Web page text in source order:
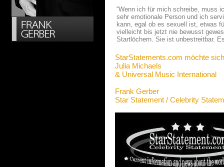
“Wenn ich für mich schreibe, muss
sehr emotionale Person und ich
kann, egal ob es sexuell ist, etwas
vielleicht bis jetzt nie bewusst
Startlöchern. Sie ist unbestreitbar.
StarStatements.com möchte
Julia Michaels
& Universal Music International
Frank Gerber
Star Statement / Celebrity